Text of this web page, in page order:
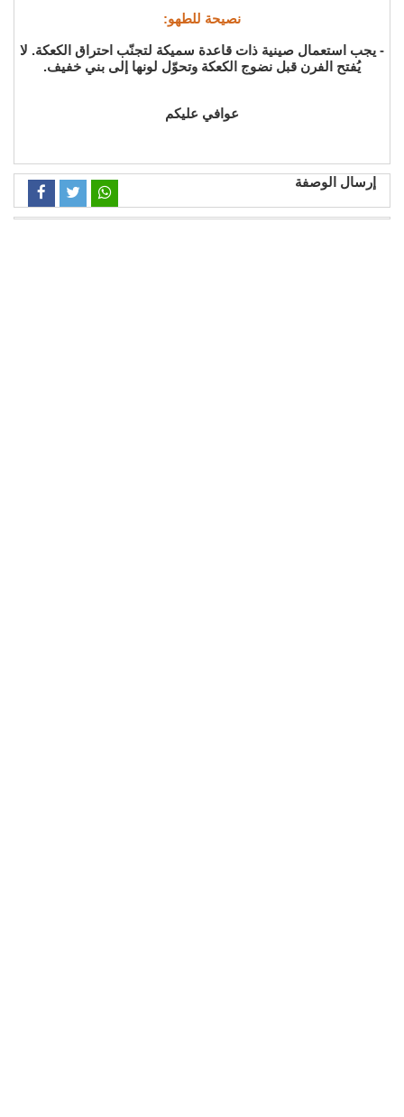
نصيحة للطهو:
- يجب استعمال صينية ذات قاعدة سميكة لتجنّب احتراق الكعكة. لا
يُفتح الفرن قبل نضوج الكعكة وتحوّل لونها إلى بني خفيف.
عوافي عليكم
إرسال الوصفة